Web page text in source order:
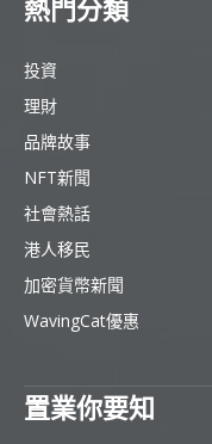
熱門分類
投資
理財
品牌故事
NFT新聞
社會熱話
港人移民
加密貨幣新聞
WavingCat優惠
置業你要知